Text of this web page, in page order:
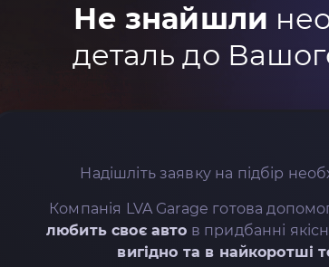
Не знайшли
деталь до
Надішліть заявку на підбір
Компанія LVA Garage готова
любить своє авто в придбанні
вигідно та в найкоротші